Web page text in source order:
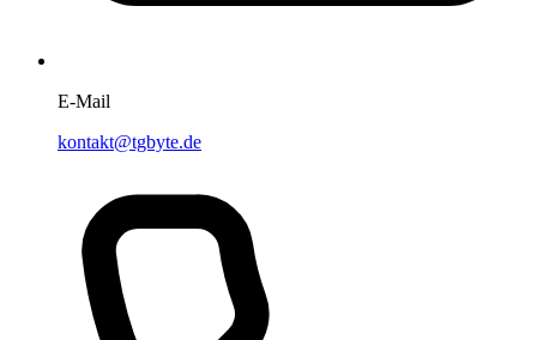
E-Mail
kontakt@tgbyte.de